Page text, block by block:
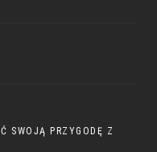
SWOJĄ PRZYGODĘ Z